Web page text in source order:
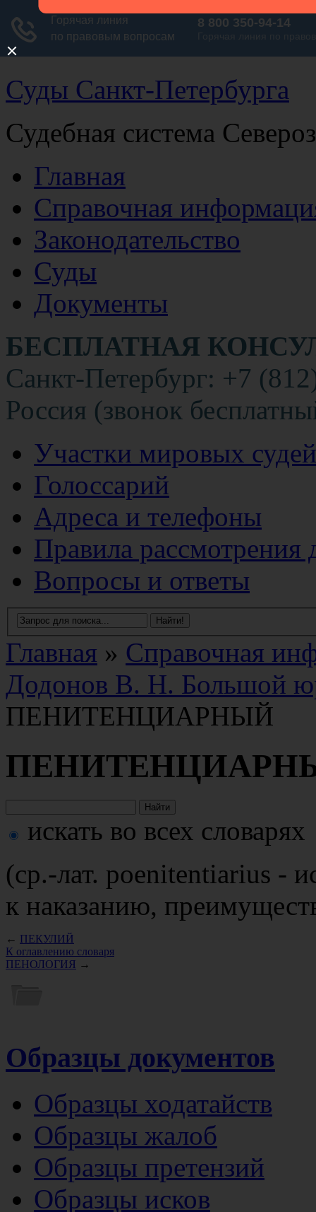
Суды Санкт-Петербурга
Судебная система
Главная
Справочная
Законодательство
Суды
Документы
БЕСПЛАТНАЯ
Санкт-Петербург: +7
Россия (звонок
Участки мировых судей
Голоссарий
Адреса и телефоны
Правила рассмотрения
Вопросы и ответы
Главная » Справочная
Додонов В. Н. Большой
ПЕНИТЕНЦИАРНЫЙ
искать во всех словарях
(ср.-лат. poenitentiarius -
к наказанию,
← ПЕКУЛИЙ
К оглавлению словаря
ПЕНОЛОГИЯ →
Образцы документов
Образцы ходатайств
Образцы жалоб
Образцы претензий
Образцы исков